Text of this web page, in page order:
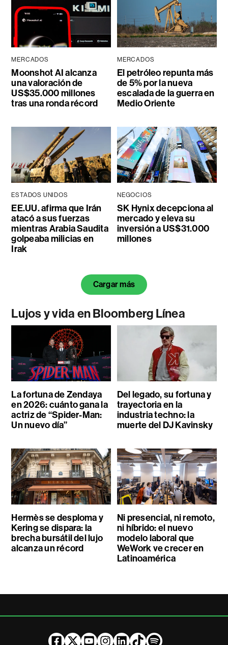
MERCADOS
Moonshot AI alcanza
una valoración de
US$35.000 millones
tras una ronda récord
MERCADOS
El petróleo repunta más
de 5% por la nueva
escalada de la guerra en
Medio Oriente
ESTADOS UNIDOS
EE.UU. afirma que Irán
atacó a sus fuerzas
mientras Arabia Saudita
golpeaba milicias en
Irak
NEGOCIOS
SK Hynix decepciona al
mercado y eleva su
inversión a US$31.000
millones
Cargar más
Lujos y vida en Bloomberg Línea
La fortuna de Zendaya
en 2026: cuánto gana la
actriz de “Spider-Man:
Un nuevo día”
Del legado, su fortuna y
trayectoria en la
industria techno: la
muerte del DJ Kavinsky
Hermès se desploma y
Kering se dispara: la
brecha bursátil del lujo
alcanza un récord
Ni presencial, ni remoto,
ni híbrido: el nuevo
modelo laboral que
WeWork ve crecer en
Latinoamérica